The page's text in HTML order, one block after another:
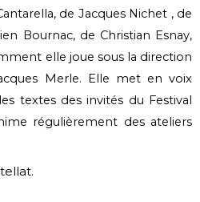
de Jacques Nichet , de
Bournac, de Christian Esnay,
elle joue sous la direction
Merle. Elle met en voix
textes des invités du Festival
régulièrement des ateliers